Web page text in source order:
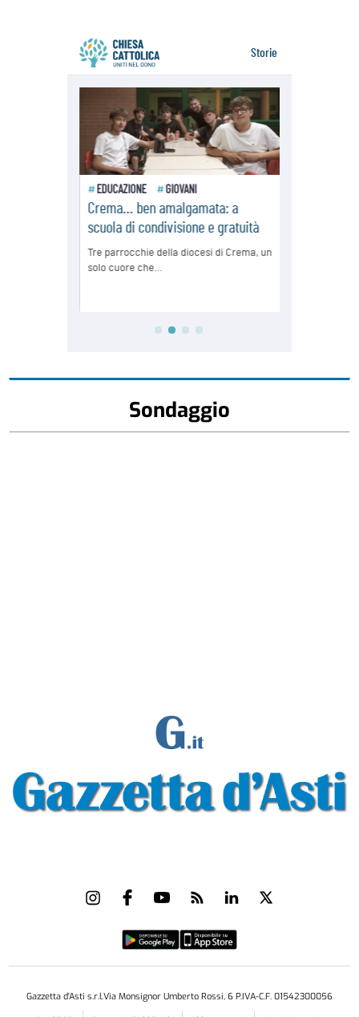
Sondaggio
Gazzetta d'Asti s.r.l.Via Monsignor Umberto Rossi, 6 P.IVA-C.F. 01542300056